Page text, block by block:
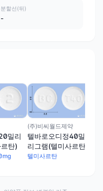
분할선(뒤)
-
밀리
탄)
(주)비씨월드제약
텔바로오디정40밀
리그램(텔미사르탄)
텔미사르탄